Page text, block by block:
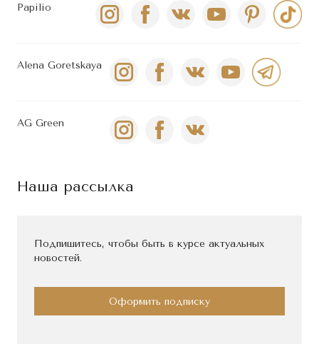
Papilio
Alena Goretskaya
AG Green
Наша рассылка
Подпишитесь, чтобы быть в курсе актуальных
новостей.
Оформить подписку